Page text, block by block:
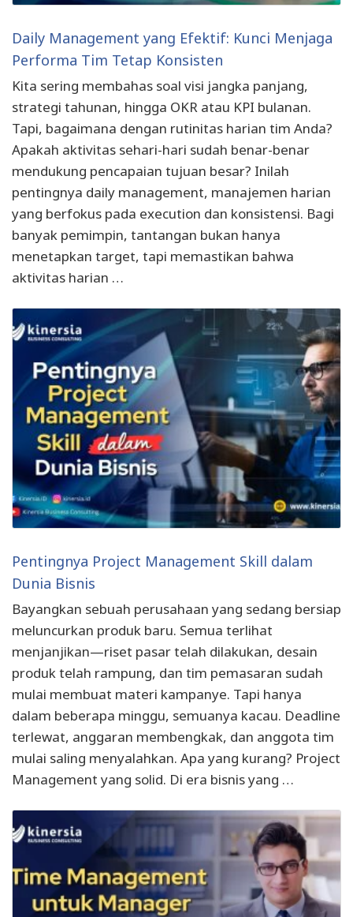
Daily Management yang Efektif: Kunci Menjaga
Performa Tim Tetap Konsisten
Kita sering membahas soal visi jangka panjang,
strategi tahunan, hingga OKR atau KPI bulanan.
Tapi, bagaimana dengan rutinitas harian tim Anda?
Apakah aktivitas sehari-hari sudah benar-benar
mendukung pencapaian tujuan besar? Inilah
pentingnya daily management, manajemen harian
yang berfokus pada execution dan konsistensi. Bagi
banyak pemimpin, tantangan bukan hanya
menetapkan target, tapi memastikan bahwa
aktivitas harian …
Pentingnya Project Management Skill dalam
Dunia Bisnis
Bayangkan sebuah perusahaan yang sedang bersiap
meluncurkan produk baru. Semua terlihat
menjanjikan—riset pasar telah dilakukan, desain
produk telah rampung, dan tim pemasaran sudah
mulai membuat materi kampanye. Tapi hanya
dalam beberapa minggu, semuanya kacau. Deadline
terlewat, anggaran membengkak, dan anggota tim
mulai saling menyalahkan. Apa yang kurang? Project
Management yang solid. Di era bisnis yang …